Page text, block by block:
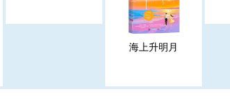
海上升明月